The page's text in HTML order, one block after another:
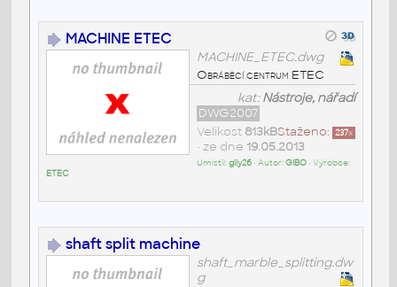
MACHINE ETEC
MACHINE_ETEC.dwg
Obráběcí centrum ETEC
kat:Nástroje, nářadí
DWG2007
Staženo: 237x
Velikost 813kB
• ze dne 19.05.2013
Umístil:gily26• Autor:GIBO• Výrobce:
ETEC
shaft split machine
shaft_marble_splitting.dw
g